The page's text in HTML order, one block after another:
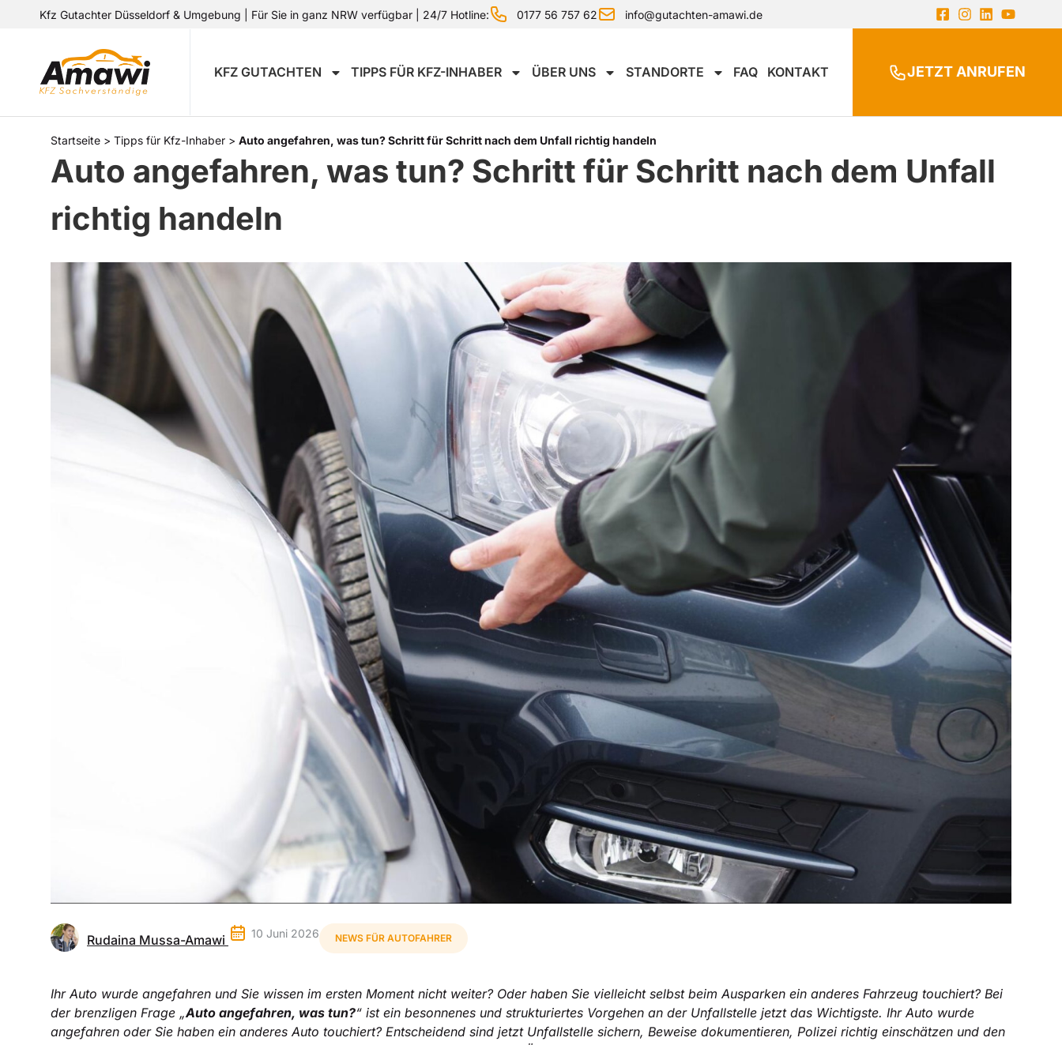
Kfz Gutachter Düsseldorf & Umgebung | Für Sie in ganz NRW verfügbar | 24/7 Hotline: 0177 56 757 62 info@gutachten-amawi.de
KFZ GUTACHTEN TIPPS FÜR KFZ-INHABER ÜBER UNS STANDORTE FAQ KONTAKT JETZT ANRUFEN
Startseite > Tipps für Kfz-Inhaber > Auto angefahren, was tun? Schritt für Schritt nach dem Unfall richtig handeln
Auto angefahren, was tun? Schritt für Schritt nach dem Unfall
richtig handeln
Rudaina Mussa-Amawi 10 Juni 2026 NEWS FÜR AUTOFAHRER
Ihr Auto wurde angefahren und Sie wissen im ersten Moment nicht weiter? Oder haben Sie vielleicht selbst beim Ausparken ein anderes Fahrzeug touchiert? Bei
der brenzligen Frage „Auto angefahren, was tun?“ ist ein besonnenes und strukturiertes Vorgehen an der Unfallstelle jetzt das Wichtigste. Ihr Auto wurde
angefahren oder Sie haben ein anderes Auto touchiert? Entscheidend sind jetzt Unfallstelle sichern, Beweise dokumentieren, Polizei richtig einschätzen und den